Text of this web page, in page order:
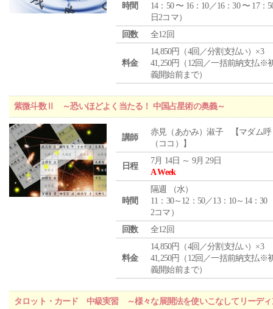
時間
14：50 〜 16：10／16：30 〜 17：
日2コマ）
回数
全12回
料金
14,850円（4回／分割支払い）×3
41,250円（12回／一括前納支払※
義開始前まで）
紫微斗数Ⅱ ～恐いほどよく当たる！ 中国占星術の奥義～
講師
赤見（あかみ）淑子 【マダム呼
（ココ）】
日程
7月 14日 ～ 9月 29日
A Week
時間
隔週 （水）
11：30～12：50／13：10～14：30
2コマ）
回数
全12回
料金
14,850円（4回／分割支払い）×3
41,250円（12回／一括前納支払※
義開始前まで）
タロット・カード 中級実習 ～様々な展開法を使いこなしてリーディ